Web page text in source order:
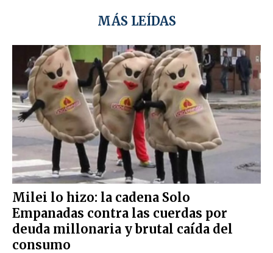
MÁS LEÍDAS
Milei lo hizo: la cadena Solo
Empanadas contra las cuerdas por
deuda millonaria y brutal caída del
consumo